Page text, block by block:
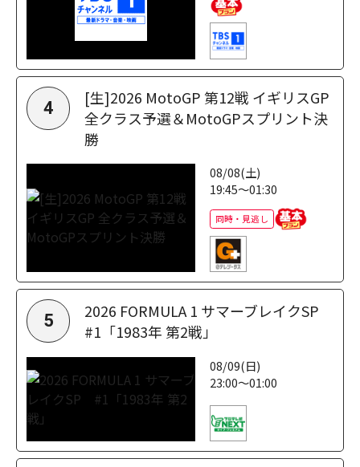
4
[生]2026 MotoGP 第12戦 イギリスGP
全クラス予選＆MotoGPスプリント決
勝
08/08(土)
19:45～01:30
同時・見逃し
5
2026 FORMULA 1 サマーブレイクSP
#1「1983年 第2戦」
08/09(日)
23:00～01:00